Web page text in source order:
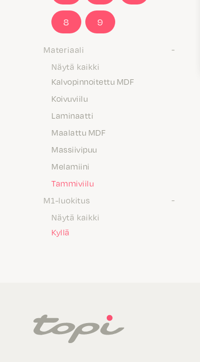
8 9
Materiaali
Näytä kaikki
Kalvopinnoitettu MDF
Koivuviilu
Laminaatti
Maalattu MDF
Massiivipuu
Melamiini
Tammiviilu
M1-luokitus
Näytä kaikki
Kyllä